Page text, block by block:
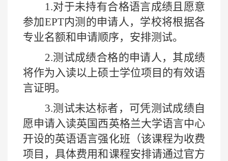
1.对于未持有合格语言成绩且愿意
参加EPT内测的申请人，学校将根据各
专业名额和申请顺序，安排测试。
2.测试成绩合格的申请人，其成绩
将作为入读以上硕士学位项目的有效语
言证明。
3.测试未达标者，可凭测试成绩自
愿申请入读英国西英格兰大学语言中心
开设的英语语言强化班（该课程为收费
项目，具体费用和课程安排请通过官方